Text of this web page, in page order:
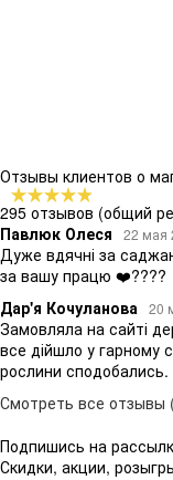
Отзывы клиентов о
295 отзывов (общий
Павлюк Олеся
22 мая
Дуже вдячні за
за вашу працю ❤️????
Дар'я Кочуланова 20
Замовляла на сайті
все дійшло у гарному
рослини
Смотреть все отзывы
Подпишись на
Скидки, акции,